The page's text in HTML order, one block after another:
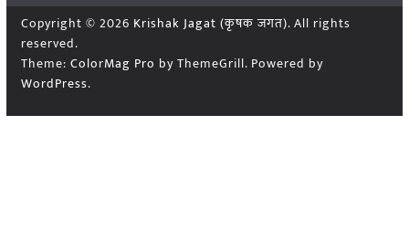
Copyright © 2026 Krishak Jagat (कृषक जगत). All rights
reserved.
Theme: ColorMag Pro by ThemeGrill. Powered by
WordPress.